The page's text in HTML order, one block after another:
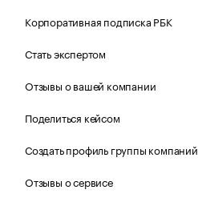
Корпоративная подписка РБК
Стать экспертом
Отзывы о вашей компании
Поделиться кейсом
Создать профиль группы компаний
Отзывы о сервисе